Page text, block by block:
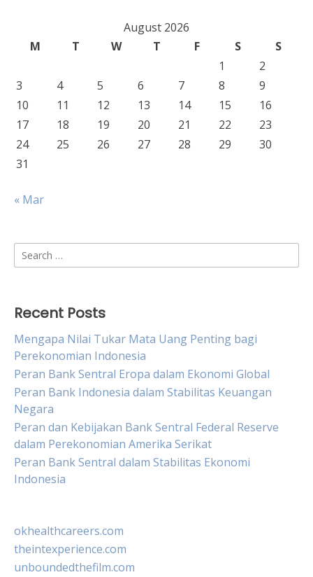
August 2026
M
T W T F S
S
1
2
3
4 5 6 7 8
9
10
11 12 13 14 15
16
17
18 19 20 21 22
23
24
25 26 27 28 29
30
31
« Mar
Search
for:
Recent Posts
Mengapa Nilai Tukar Mata Uang Penting bagi
Perekonomian Indonesia
Peran Bank Sentral Eropa dalam Ekonomi Global
Peran Bank Indonesia dalam Stabilitas Keuangan
Negara
Peran dan Kebijakan Bank Sentral Federal Reserve
dalam Perekonomian Amerika Serikat
Peran Bank Sentral dalam Stabilitas Ekonomi
Indonesia
okhealthcareers.com
theintexperience.com
unboundedthefilm.com